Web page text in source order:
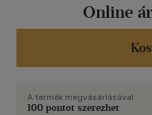
Online
A termék megvásárlásával
100 pontot szerezhet